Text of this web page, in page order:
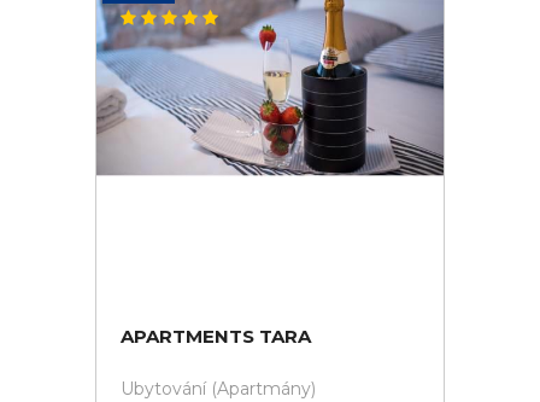
APARTMENTS TARA
Ubytování (Apartmány)